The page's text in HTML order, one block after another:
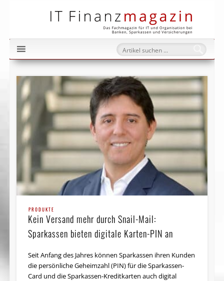
PRODUKTE
Kein Versand mehr durch Snail-Mail:
Sparkassen bieten digitale Karten-PIN an
Seit Anfang des Jahres können Sparkassen ihren Kunden
die persönliche Geheimzahl (PIN) für die Sparkassen-
Card und die Sparkassen-Kreditkarten auch digital